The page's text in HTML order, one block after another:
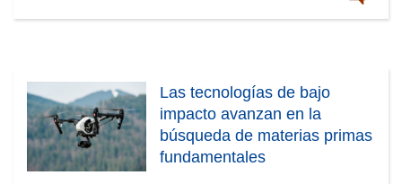
Las tecnologías de bajo
impacto avanzan en la
búsqueda de materias primas
fundamentales